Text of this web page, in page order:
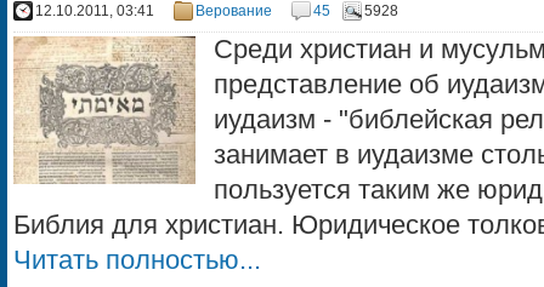
12.10.2011, 03:41 Верование 45 5928
Среди христиан и
представление об
иудаизм - "библейская
занимает в иудаизме
пользуется таким же
Библия для христиан. Юридическое
Читать полностью...